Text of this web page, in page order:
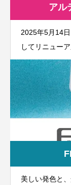
アル
2025年5月14
してリニュー
アテクノロジ
した「スムー
テインガード
美しい発色と